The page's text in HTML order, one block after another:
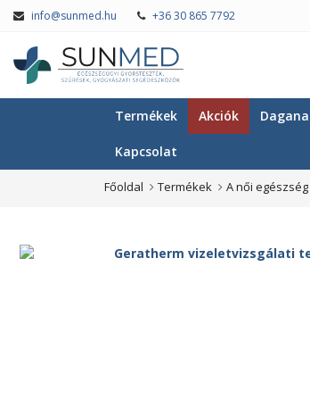
info@sunmed.hu +36 30 865 7792
Termékek Akciók
Kapcsolat
Főoldal Termékek A női